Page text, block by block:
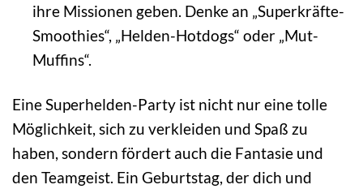
ihre Missionen geben. Denke an „Superkräfte-
Smoothies“, „Helden-Hotdogs“ oder „Mut-
Muffins“.
Eine Superhelden-Party ist nicht nur eine tolle
Möglichkeit, sich zu verkleiden und Spaß zu
haben, sondern fördert auch die Fantasie und
den Teamgeist. Ein Geburtstag, der dich und